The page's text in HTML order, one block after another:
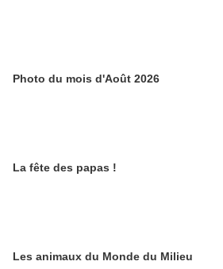
Photo du mois d'Août 2026
La fête des papas !
Les animaux du Monde du Milieu